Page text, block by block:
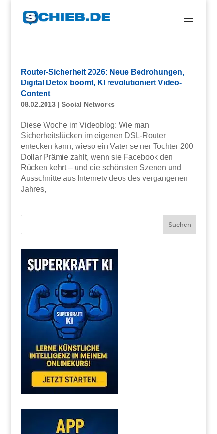
Router-Sicherheit 2026: Neue Bedrohungen,
Digital Detox boomt, KI revolutioniert Video-
Content
08.02.2013| Social Networks
Diese Woche im Videoblog: Wie man
Sicherheitslücken im eigenen DSL-Router
entecken kann, wieso ein Vater seiner Tochter 200
Dollar Prämie zahlt, wenn sie Facebook den
Rücken kehrt – und die schönsten Szenen und
Ausschnitte aus Internetvideos des vergangenen
Jahres,